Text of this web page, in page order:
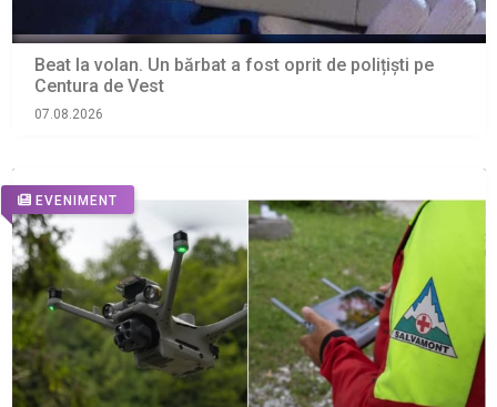
Beat la volan. Un bărbat a fost oprit de polițiști pe
Centura de Vest
07.08.2026
EVENIMENT